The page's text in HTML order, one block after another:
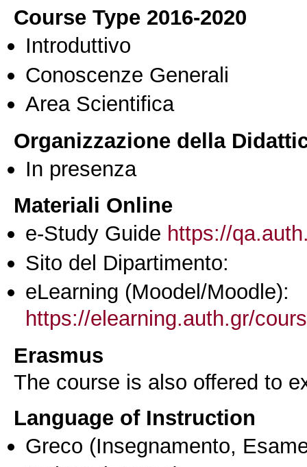
Course Type 2016-2020
Introduttivo
Conoscenze Generali
Area Scientifica
Organizzazione della
In presenza
Materiali Online
e-Study Guide https://
Sito del Dipartimento:
eLearning (Moodel/Moodle):
https://elearning.auth.gr/
Erasmus
The course is also offered to
Language of Instruction
Greco (Insegnamento,